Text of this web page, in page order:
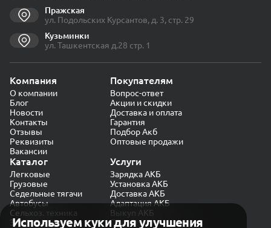
Используем куки для улучшения
Пражская
ул. Подольских Курсантов, д. 3, стр. 29
Кузьминки
ул. Ташкентская д.28 стр. 1
Компания
О компании
Блог
Новости
Контакты
Отзывы
Реквизиты
Вакансии
Покупателям
Вопрос-ответ
Акции и скидки
Доставка и оплата
Гарантия
Подбор Акб
Оптовые продажи
Каталог
Легковые
Грузовые
Седельные тягачи
Автобусы
Сельхоз. техника
Экскаваторы
Услуги
Зарядка АКБ
Установка АКБ
Доставка АКБ
Адаптация АКБ
Выкуп АКБ
Проверка генератора